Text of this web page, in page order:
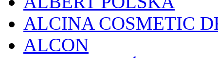
ALCINA COSMETIC
ALCON